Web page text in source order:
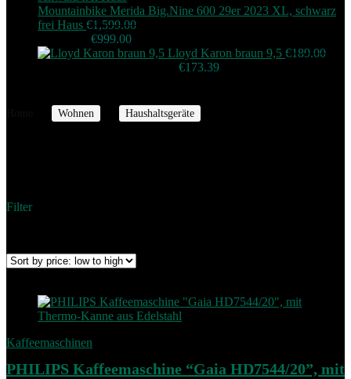
Mountainbike Merida Big.Nine 600 29er 2023 XL, schwarz
frei Haus €1,599.00
€999.00
Lloyd Karon braun 9,5 €189.00
€173.39
Wohnen Haushaltsgeräte
Filter
Kaffeemaschinen
PHILIPS Kaffeemaschine “Gaia HD7544/20”, mit